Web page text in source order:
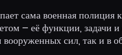
сама военная полиция
– её функции, задачи
вооруженных сил, так и в